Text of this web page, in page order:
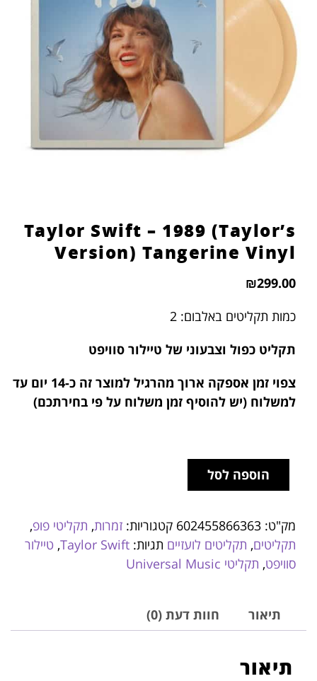
Taylor Swift – 1989 (Taylor’s
Version) Tangerine Vinyl
₪299.00
כמות תקליטים באלבום: 2
תקליט כפול וצבעוני של טיילור סוויפט
צפוי זמן אספקה ארוך מהרגיל למוצר זה
כ-14 יום עד
למשלוח (יש להוסיף זמן משלוח על פי בחירתכם)
הוספה לסל
מק"ט: 602455866363 קטגוריות: זמרות, תקליטי פופ,
תקליטים, תקליטים לועזיים תגיות: Taylor Swift
, טיילור
סוויפט, תקליטי Universal Music
תיאור חוות דעת (0)
תיאור